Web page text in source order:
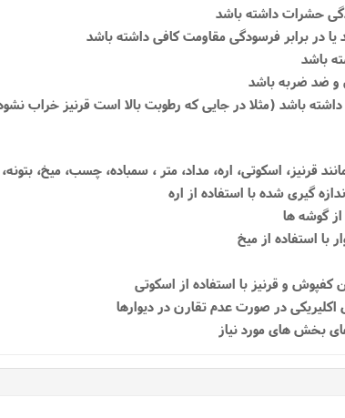
قرنیز، اسکوتی، اره، مداد، متر ، سمباده، چسب، میخ،